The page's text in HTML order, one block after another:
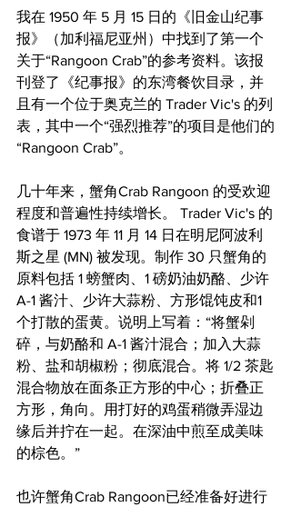
我在 1950 年 5 月 15 日的《旧金山纪事
报》（加利福尼亚州）中找到了第一个
关于“Rangoon Crab”的参考资料。该报
刊登了《纪事报》的东湾餐饮目录，并
且有一个位于奥克兰的 Trader Vic's 的列
表，其中一个“强烈推荐”的项目是他们的
“Rangoon Crab”。
几十年来，蟹角Crab Rangoon 的受欢迎
程度和普遍性持续增长。 Trader Vic's 的
食谱于 1973 年 11 月 14 日在明尼阿波利
斯之星 (MN) 被发现。制作 30 只蟹角的
原料包括 1 螃蟹肉、1 磅奶油奶酪、少许
A-1 酱汁、少许大蒜粉、方形馄饨皮和1
个打散的蛋黄。说明上写着：“将蟹剁
碎，与奶酪和 A-1 酱汁混合；加入大蒜
粉、盐和胡椒粉；彻底混合。将 1/2 茶匙
混合物放在面条正方形的中心；折叠正
方形，角向。用打好的鸡蛋稍微弄湿边
缘后并拧在一起。在深油中煎至成美味
的棕色。”
也许蟹角Crab Rangoon已经准备好进行